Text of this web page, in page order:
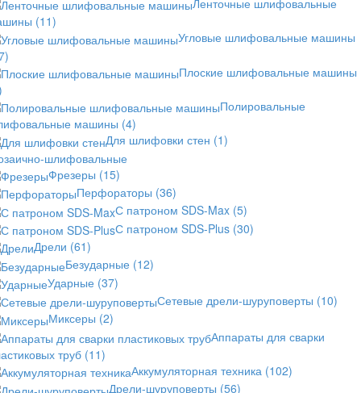
Ленточные шлифовальные
(11)
Угловые шлифовальные машины
Плоские шлифовальные машины
Полировальные
машины (4)
Для шлифовки стен (1)
шлифовальные
Фрезеры (15)
Перфораторы (36)
С патроном SDS-Max (5)
С патроном SDS-Plus (30)
Дрели (61)
Безударные (12)
Ударные (37)
Сетевые дрели-шуруповерты (10)
Миксеры (2)
Аппараты для сварки
труб (11)
Аккумуляторная техника (102)
Дрели-шуруповерты (56)